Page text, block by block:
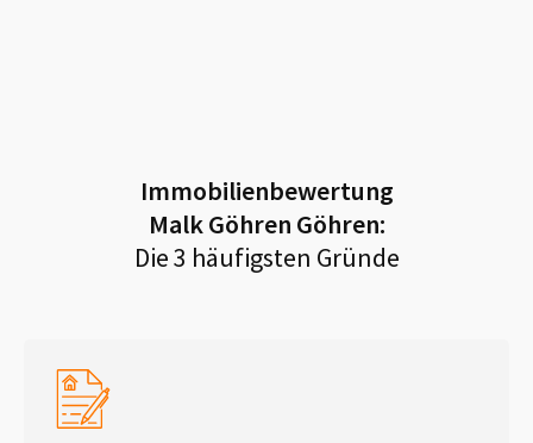
Immobilienbewertung
Malk Göhren Göhren:
Die 3 häufigsten Gründe